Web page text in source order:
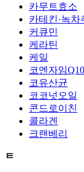
카무트효소
카테킨·녹차
커큐민
케라틴
케일
코엔자임Q10
코유산균
코코넛오일
콘드로이친
콜라겐
크랜베리
ㅌ